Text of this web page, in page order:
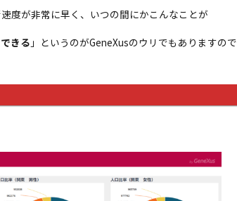
度が非常に早く、いつの間にかこんなことが
きる 」というのがGeneXusのウリでもありますので